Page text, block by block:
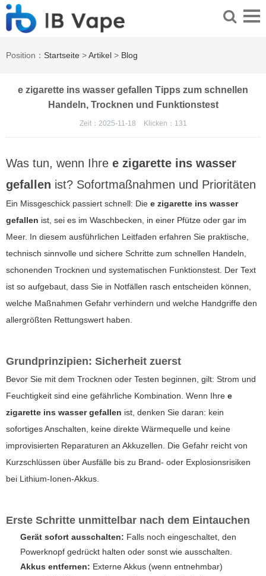
Position： Startseite >Artikel > Blog
e zigarette ins wasser gefallen Tipps zum schnellen
Handeln, Trocknen und Funktionstest
Zeit：2025-11-18 Klicken： 131
Was tun, wenn Ihre e zigarette ins wasser
gefallen ist? Sofortmaßnahmen und Prioritäten
Ein Missgeschick passiert schnell: Die e zigarette ins wasser
gefallen ist, sei es im Waschbecken, in einer Pfütze oder gar im
Meer. In diesem ausführlichen Leitfaden erfahren Sie praktische,
technisch sinnvolle und sichere Schritte zum schnellen Handeln,
schonenden Trocknen und systematischen Funktionstest. Der Text
ist so aufgebaut, dass Sie in Notfällen rasch entscheiden können,
welche Maßnahmen Gefahr verhindern und welche Handgriffe den
allergrößten Rettungswert haben.
Grundprinzipien: Sicherheit zuerst
Bevor Sie mit dem Trocknen oder Testen beginnen, gilt: Strom und
Feuchtigkeit sind eine gefährliche Kombination. Wenn Ihre e
zigarette ins wasser gefallen ist, denken Sie daran: kein
sofortiges Anschalten, keine direkte Wärmequelle und keine
improvisierten Reparaturen an Akkuzellen. Die Gefahr reicht von
Kurzschlüssen über Ausfälle bis zu Brand- oder Explosionsrisiken
bei Lithium-Ionen-Akkus.
Erste Schritte unmittelbar nach dem Eintauchen
Gerät sofort ausschalten: Falls noch eingeschaltet, den
Powerknopf gedrückt halten oder sonst wie ausschalten.
Akkus entfernen: Externe Akkus (wenn entnehmbar)